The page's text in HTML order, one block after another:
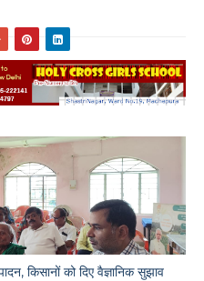
किसानों को दिए वैज्ञानिक सुझाव